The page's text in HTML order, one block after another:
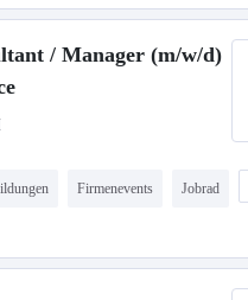
/ Manager (m/w/d)
Firmenevents Jobrad